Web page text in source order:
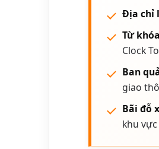
Địa chỉ
Từ
Clock
Ban
giao
Bãi đỗ
khu